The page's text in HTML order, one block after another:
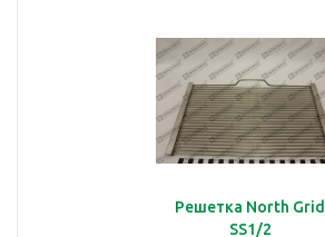
Решетка North Grid
SS1/2